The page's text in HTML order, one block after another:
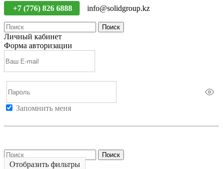
+7 (776) 826 6888 info@solidgroup.kz
Поиск
Личный кабинет
Форма авторизации
Запомнить меня
Поиск
Отобразить фильтры